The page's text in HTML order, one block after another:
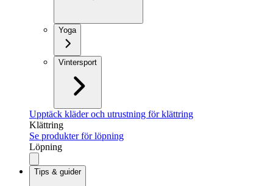
Yoga
Vintersport
Upptäck kläder och utrustning för klättring
Klättring
Se produkter för löpning
Löpning
Tips & guider